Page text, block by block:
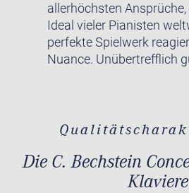
allerhöchsten
Ideal vieler Pianisten
perfekte Spielwerk
Nuance. Unübertrefflich
Die C. Bechstein
Klaviere